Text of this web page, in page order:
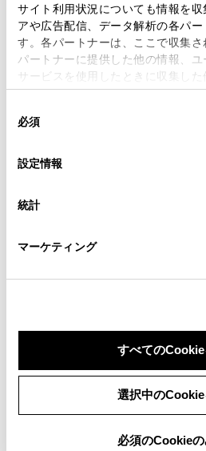
サイト利用状況についても情報を
アや広告配信、データ解析の各パ
す。各パートナーは、ここで収集
パートナーに提供した他の情報、
サービスを使用したときに収集し
使用することがあります。当ウェ
デバイスにすべてのCookie(クッキ
意したことになります。Cookie(
設定の変更、同意を撤回したりす
「Cookie（クッキー）情報の取り
必須
設定情報
統計
マーケティング
すべての
選択中の
必須のCookie
必須 都道府県
必須 市区町村名
丁目番地